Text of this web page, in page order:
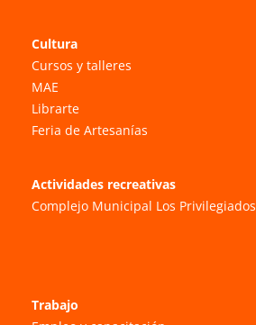
Cultura
Cursos y talleres
MAE
Librarte
Feria de Artesanías
Actividades recreativas
Complejo Municipal Los Privilegiados
Trabajo